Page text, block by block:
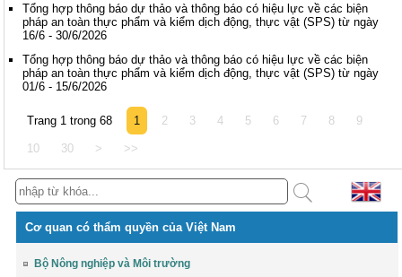
Tổng hợp thông báo dự thảo và thông báo có hiệu lực về các biện
pháp an toàn thực phẩm và kiểm dịch động, thực vật (SPS) từ ngày
16/6 - 30/6/2026
Tổng hợp thông báo dự thảo và thông báo có hiệu lực về các biện
pháp an toàn thực phẩm và kiểm dịch động, thực vật (SPS) từ ngày
01/6 - 15/6/2026
Trang 1 trong 68 1 2 3 4 5 6 7 8 9
10 30 > >>
Cơ quan có thẩm quyền của Việt Nam
Bộ Nông nghiệp và Môi trường